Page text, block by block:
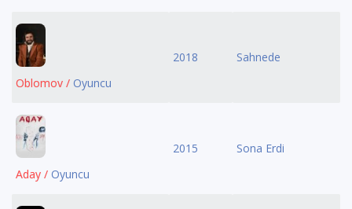
Oblomov / Oyuncu
2018 Sahnede
Aday / Oyuncu
2015 Sona Erdi